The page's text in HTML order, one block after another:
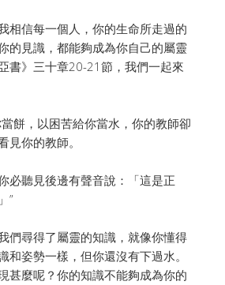
相信每一個人，你的生命所走過的
的見識，都能夠成為你自己的屬靈
書》三十章20-21節，我們一起來
餅，以困苦給你當水，你的教師卻
見你的教師。
必聽見後邊有聲音說：「這是正
”
們尋得了屬靈的知識，就像你懂得
和姿勢一樣，但你還沒有下過水。
甚麼呢？你的知識不能夠成為你的